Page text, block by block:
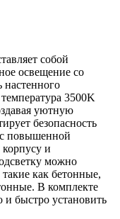
собой
освещение со
3500K
уютную
безопасность
повышенной
и
можно
как бетонные,
В комплекте
и быстро установить